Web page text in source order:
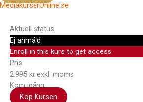
MediakurserOnline.se
Aktuell status
Ej anmäld
Enroll in this kurs to get access
Pris
2.995 kr exkl. moms
Kom igång
Köp Kursen